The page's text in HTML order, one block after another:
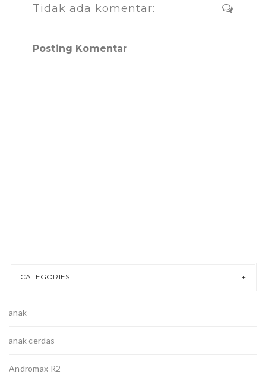
Tidak ada komentar:
Posting Komentar
CATEGORIES
anak
anak cerdas
Andromax R2